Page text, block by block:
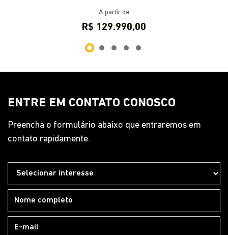
A partir de
R$ 129.990,00
ENTRE EM CONTATO CONOSCO
Preencha o formulário abaixo que entraremos em
contato rapidamente.